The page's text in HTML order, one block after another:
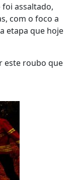
assaltado,
com o foco a
etapa que hoje
este roubo que